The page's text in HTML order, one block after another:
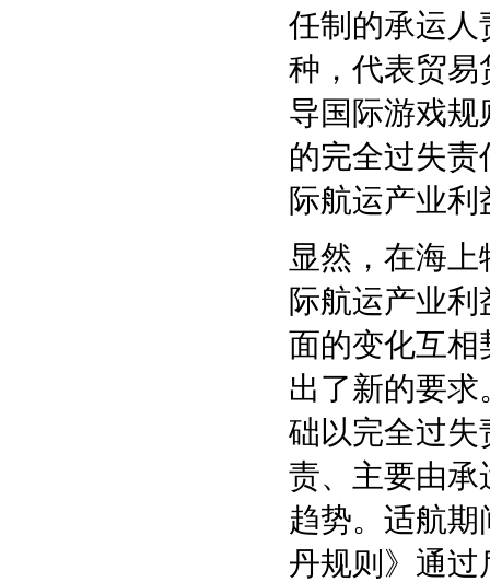
任制的承运人
种，代表贸易
导国际游戏
的完全过失
际航运产业
显然，在海
际航运产业
面的变化互相
出了新的要
础以完全过失
责、主要由承
趋势。适航
丹规则》通